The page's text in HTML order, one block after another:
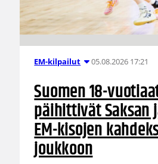
EM-kilpailut 05.08.2026 17:21
Suomen 18-
päihittivät Saksan
EM-kisojen
joukkoon